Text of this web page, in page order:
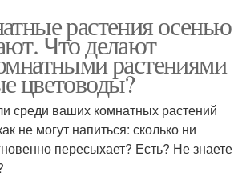
растения осенью
Что делают
растениями
цветоводы?
среди ваших комнатных растений
не могут напиться: сколько ни
пересыхает? Есть? Не знаете